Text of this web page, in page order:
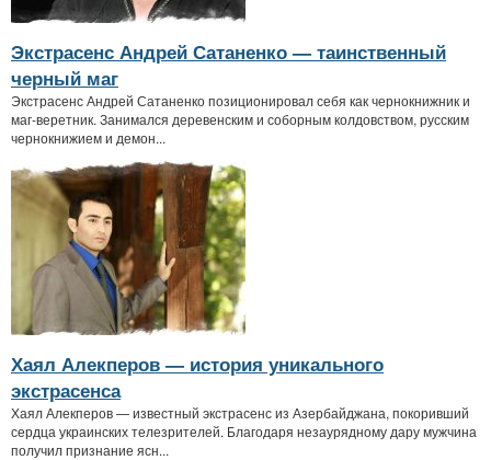
Экстрасенс Андрей Сатаненко — таинственный
черный маг
Экстрасенс Андрей Сатаненко позиционировал себя как чернокнижник и
маг-веретник. Занимался деревенским и соборным колдовством, русским
чернокнижием и демон...
Хаял Алекперов — история уникального
экстрасенса
Хаял Алекперов — известный экстрасенс из Азербайджана, покоривший
сердца украинских телезрителей. Благодаря незаурядному дару мужчина
получил признание ясн...